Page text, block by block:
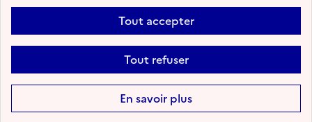
Tout accepter
Tout refuser
En savoir plus
Plan du site Nous contacter
Accessibilité : partiellement conforme
Gestion des cookies
Paramètres d'affichage
Flux RSS